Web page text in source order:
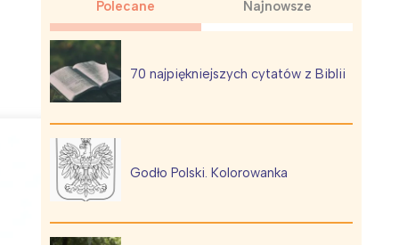
Polecane Najnowsze
70 najpiękniejszych cytatów z Biblii
Godło Polski. Kolorowanka